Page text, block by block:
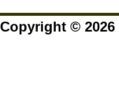
Copyright © 2026